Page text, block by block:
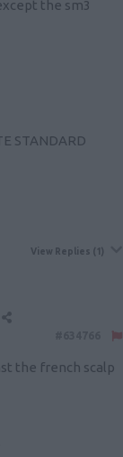
the sm3
STANDARD
View Replies (1)
the french scalp